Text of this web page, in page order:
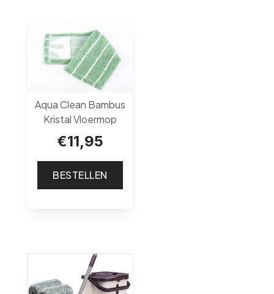
Aqua Clean Bambus
Kristal Vloermop
€11,95
BESTELLEN